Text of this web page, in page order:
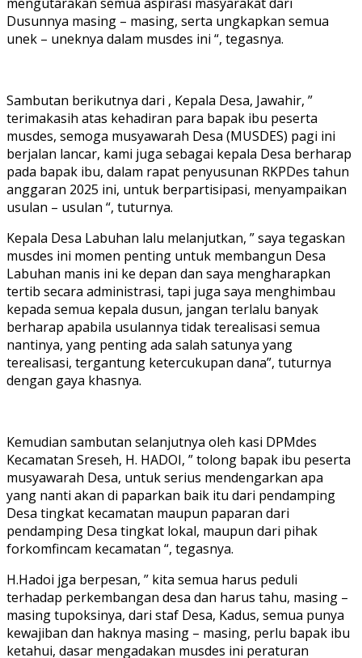
Dusunnya masing – masing, serta ungkapkan semua
unek – uneknya dalam musdes ini “, tegasnya.
Sambutan berikutnya dari , Kepala Desa, Jawahir, ”
terimakasih atas kehadiran para bapak ibu peserta
musdes, semoga musyawarah Desa (MUSDES) pagi ini
berjalan lancar, kami juga sebagai kepala Desa berharap
pada bapak ibu, dalam rapat penyusunan RKPDes tahun
anggaran 2025 ini, untuk berpartisipasi, menyampaikan
usulan – usulan “, tuturnya.
Kepala Desa Labuhan lalu melanjutkan, ” saya tegaskan
musdes ini momen penting untuk membangun Desa
Labuhan manis ini ke depan dan saya mengharapkan
tertib secara administrasi, tapi juga saya menghimbau
kepada semua kepala dusun, jangan terlalu banyak
berharap apabila usulannya tidak terealisasi semua
nantinya, yang penting ada salah satunya yang
terealisasi, tergantung ketercukupan dana”, tuturnya
dengan gaya khasnya.
Kemudian sambutan selanjutnya oleh kasi DPMdes
Kecamatan Sreseh, H. HADOI, ” tolong bapak ibu peserta
musyawarah Desa, untuk serius mendengarkan apa
yang nanti akan di paparkan baik itu dari pendamping
Desa tingkat kecamatan maupun paparan dari
pendamping Desa tingkat lokal, maupun dari pihak
forkomfincam kecamatan “, tegasnya.
H.Hadoi jga berpesan, ” kita semua harus peduli
terhadap perkembangan desa dan harus tahu, masing –
masing tupoksinya, dari staf Desa, Kadus, semua punya
kewajiban dan haknya masing – masing, perlu bapak ibu
ketahui, dasar mengadakan musdes ini peraturan